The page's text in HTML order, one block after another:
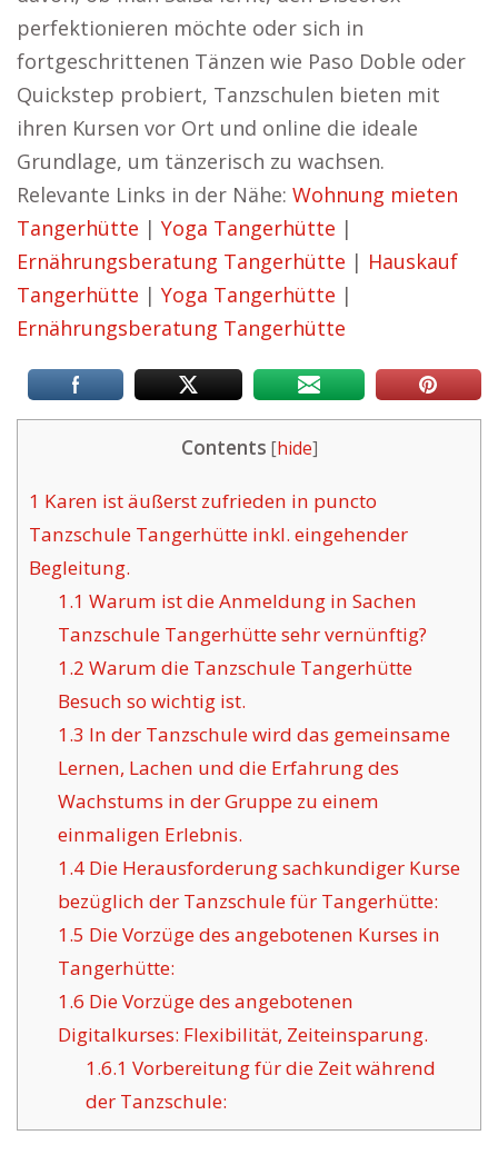
perfektionieren möchte oder sich in
fortgeschrittenen Tänzen wie Paso Doble oder
Quickstep probiert, Tanzschulen bieten mit
ihren Kursen vor Ort und online die ideale
Grundlage, um tänzerisch zu wachsen.
Relevante Links in der Nähe: Wohnung mieten
Tangerhütte | Yoga Tangerhütte |
Ernährungsberatung Tangerhütte | Hauskauf
Tangerhütte | Yoga Tangerhütte |
Ernährungsberatung Tangerhütte
Contents [hide]
1 Karen ist äußerst zufrieden in puncto
Tanzschule Tangerhütte inkl. eingehender
Begleitung.
1.1 Warum ist die Anmeldung in Sachen
Tanzschule Tangerhütte sehr vernünftig?
1.2 Warum die Tanzschule Tangerhütte
Besuch so wichtig ist.
1.3 In der Tanzschule wird das gemeinsame
Lernen, Lachen und die Erfahrung des
Wachstums in der Gruppe zu einem
einmaligen Erlebnis.
1.4Die Herausforderung sachkundiger Kurse
bezüglich der Tanzschule für Tangerhütte:
1.5 Die Vorzüge des angebotenen Kurses in
Tangerhütte:
1.6 Die Vorzüge des angebotenen
Digitalkurses: Flexibilität, Zeiteinsparung.
1.6.1 Vorbereitung für die Zeit während
der Tanzschule: